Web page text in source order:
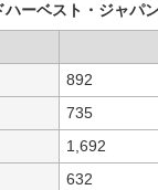
ーベスト・ジャパ
892
735
1,692
632